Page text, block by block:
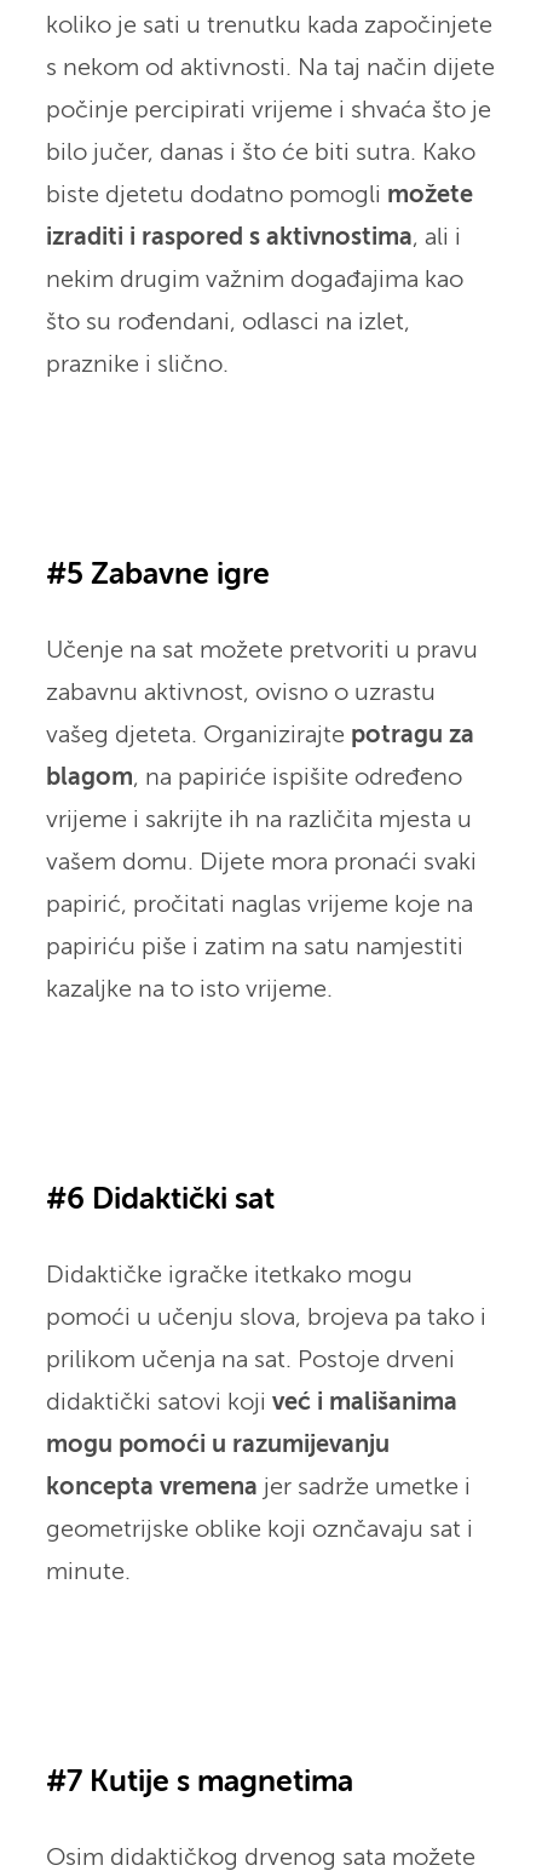
koliko je sati u trenutku kada započinjete
s nekom od aktivnosti. Na taj način dijete
počinje percipirati vrijeme i shvaća što je
bilo jučer, danas i što će biti sutra. Kako
biste djetetu dodatno pomogli možete
izraditi i raspored s aktivnostima, ali i
nekim drugim važnim događajima kao
što su rođendani, odlasci na izlet,
praznike i slično.
#5 Zabavne igre
Učenje na sat možete pretvoriti u pravu
zabavnu aktivnost, ovisno o uzrastu
vašeg djeteta. Organizirajte potragu za
blagom, na papiriće ispišite određeno
vrijeme i sakrijte ih na različita mjesta u
vašem domu. Dijete mora pronaći svaki
papirić, pročitati naglas vrijeme koje na
papiriću piše i zatim na satu namjestiti
kazaljke na to isto vrijeme.
#6 Didaktički sat
Didaktičke igračke itetkako mogu
pomoći u učenju slova, brojeva pa tako i
prilikom učenja na sat. Postoje drveni
didaktički satovi koji već i mališanima
mogu pomoći u razumijevanju
koncepta vremena jer sadrže umetke i
geometrijske oblike koji oznčavaju sat i
minute.
#7 Kutije s magnetima
Osim didaktičkog drvenog sata možete